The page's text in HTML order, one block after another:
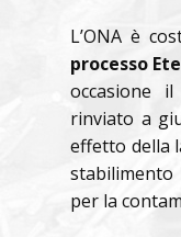
L’ONA è
processo
occasione
rinviato a
effetto della
stabilimento
per la